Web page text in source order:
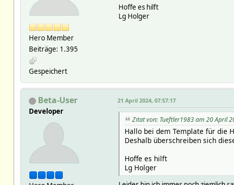
Hero Member
Beiträge: 1.395
Gespeichert
Hoffe es hilft
Lg Holger
Beta-User
Developer
21 April 2024, 07:57:17
Zitat von: Tueftler1983 am 20 April
Hallo bei dem Template für die
Deshalb überschreiben sich
Hoffe es hilft
Lg Holger